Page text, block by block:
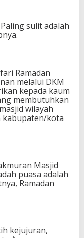
sulit adalah
Ramadan
melalui DKM
kepada kaum
membutuhkan
wilayah
kabupaten/kota
Masjid
puasa adalah
Ramadan
kejujuran,